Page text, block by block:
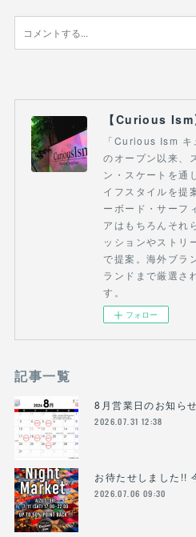
「Curious Ism キ
のオープン以来、
ン・スケートを通
イフスタイルを提
ーボード・サーフ
アはもちろんそれ
ッションやストリ
で提案。海外ブラ
ランドまで厳選さ
す。
フォロー
記事一覧
8月営業日のお知らせ
2026.07.31 12:38
お待たせしました!!
2026.07.06 09:30